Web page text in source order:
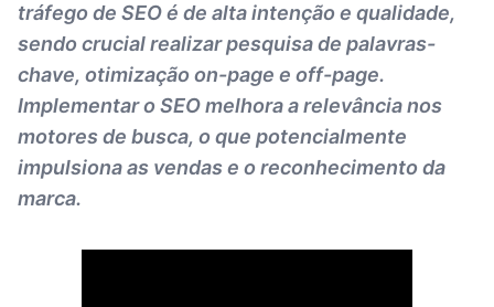
tráfego de SEO é de alta intenção e qualidade,
sendo crucial realizar pesquisa de palavras-
chave, otimização on-page e off-page.
Implementar o SEO melhora a relevância nos
motores de busca, o que potencialmente
impulsiona as vendas e o reconhecimento da
marca.